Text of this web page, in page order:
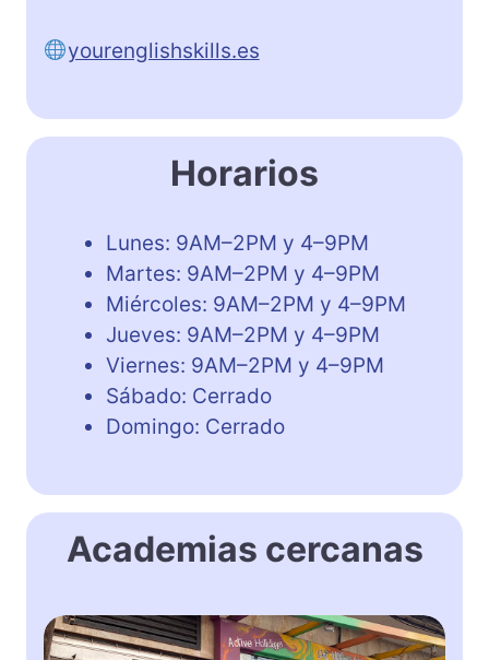
yourenglishskills.es
Horarios
Lunes: 9AM–2PM y 4–9PM
Martes: 9AM–2PM y 4–9PM
Miércoles: 9AM–2PM y 4–9PM
Jueves: 9AM–2PM y 4–9PM
Viernes: 9AM–2PM y 4–9PM
Sábado: Cerrado
Domingo: Cerrado
Academias cercanas
L
i